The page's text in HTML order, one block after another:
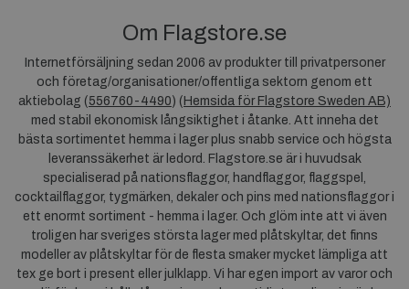
Om Flagstore.se
Internetförsäljning sedan 2006 av produkter till privatpersoner
och företag/organisationer/offentliga sektorn genom ett
aktiebolag (556760-4490) ( Hemsida för Flagstore Sweden AB)
med stabil ekonomisk långsiktighet i åtanke. Att inneha det
bästa sortimentet hemma i lager plus snabb service och högsta
leveranssäkerhet är ledord. Flagstore.se är i huvudsak
specialiserad på nationsflaggor, handflaggor, flaggspel,
cocktailflaggor, tygmärken, dekaler och pins med nationsflaggor i
ett enormt sortiment - hemma i lager. Och glöm inte att vi även
troligen har sveriges största lager med plåtskyltar, det finns
modeller av plåtskyltar för de flesta smaker mycket lämpliga att
tex ge bort i present eller julklapp. Vi har egen import av varor och